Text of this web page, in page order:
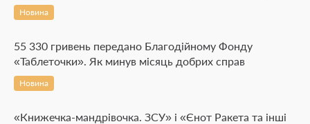
Новина
55 330 гривень передано Благодійному Фонду
«Таблеточки». Як минув місяць добрих справ
Новина
«Книжечка-мандрівочка. ЗСУ» і «Єнот Ракета та інші